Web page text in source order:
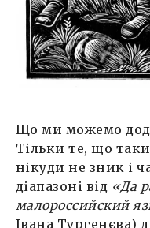
Що ми можемо
Тільки те, що
нікуди не зник і
діапазоні від «Да
малороссийский
Івана Тургенєва)